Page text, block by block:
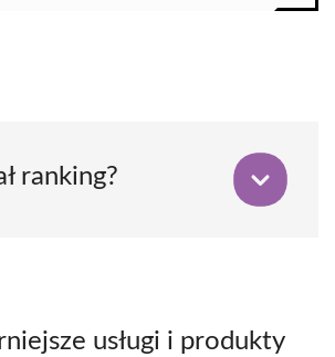
ranking?
usługi i produkty